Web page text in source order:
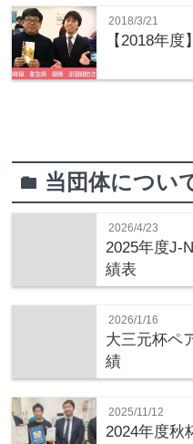
2018/3/21
【2018年
folder 当団体につい
2026/4/23
2025年度J-
績表
2026/1/16
大三元杯ペ
績
2025/11/12
2024年度秋